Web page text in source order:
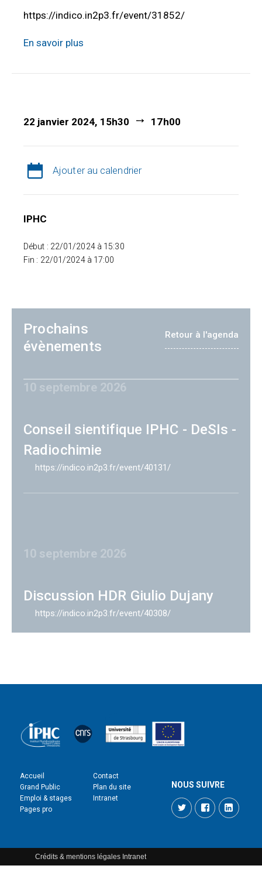
https://indico.in2p3.fr/event/31852/
En savoir plus
22 janvier 2024, 15h30 17h00
Ajouter au calendrier
IPHC
Début : 22/01/2024 à 15:30
Fin : 22/01/2024 à 17:00
Prochains
évènements
Retour à l'agenda
10 septembre 2026
Conseil sientifique IPHC - DeSIs -
Radiochimie
https://indico.in2p3.fr/event/40131/
10 septembre 2026
Discussion HDR Giulio Dujany
https://indico.in2p3.fr/event/40308/
Accueil
Grand Public
Emploi & stages
Pages pro
Contact
Plan du site
Intranet
NOUS SUIVRE
TwitterFacebook
Crédits & mentions légales Intranet